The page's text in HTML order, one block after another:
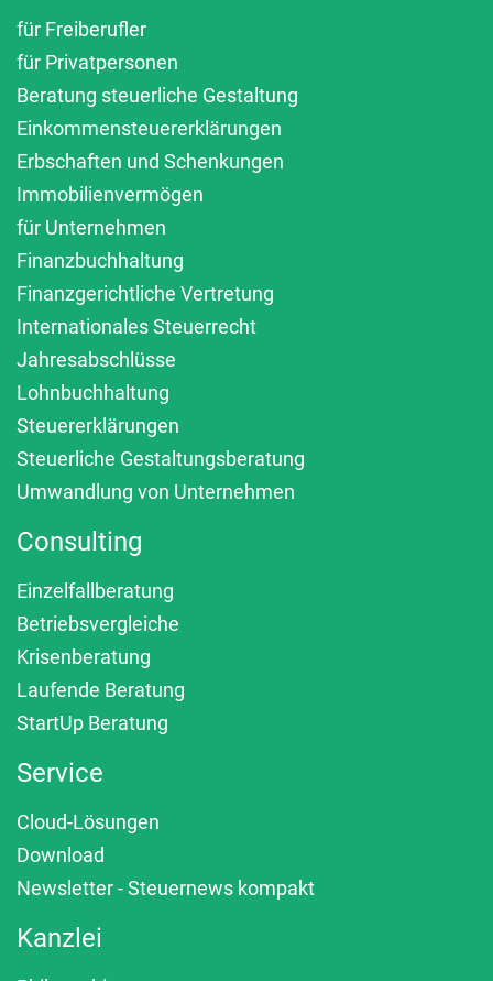
für Freiberufler
für Privatpersonen
Beratung steuerliche Gestaltung
Einkommensteuererklärungen
Erbschaften und Schenkungen
Immobilienvermögen
für Unternehmen
Finanzbuchhaltung
Finanzgerichtliche Vertretung
Internationales Steuerrecht
Jahresabschlüsse
Lohnbuchhaltung
Steuererklärungen
Steuerliche Gestaltungsberatung
Umwandlung von Unternehmen
Consulting
Einzelfallberatung
Betriebsvergleiche
Krisenberatung
Laufende Beratung
StartUp Beratung
Service
Cloud-Lösungen
Download
Newsletter - Steuernews kompakt
Kanzlei